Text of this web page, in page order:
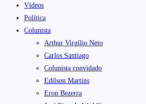
Vídeos
Política
Colunista
Arthur Virgílio Neto
Carlos Santiago
Colunista convidado
Edilson Martins
Eron Bezerra